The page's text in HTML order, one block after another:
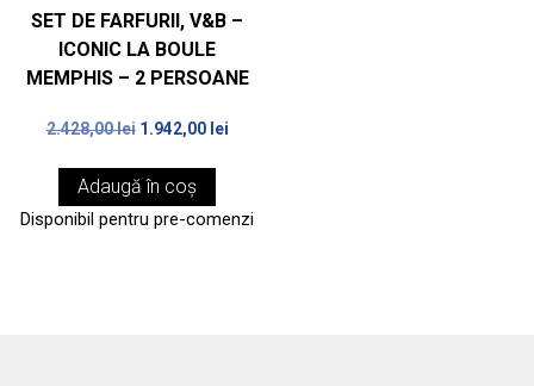
SET DE FARFURII, V&B –
ICONIC LA BOULE
MEMPHIS – 2 PERSOANE
2.428,00lei Prețul
a
fost:
2.428,00 lei.
1.942,00 leiPrețul
Adaugă în coș
Disponibil pentru pre-comenzi